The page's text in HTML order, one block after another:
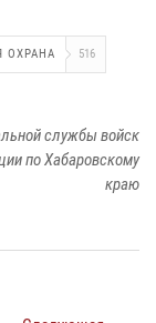
ОХРАНА 516
службы войск
по Хабаровскому
краю